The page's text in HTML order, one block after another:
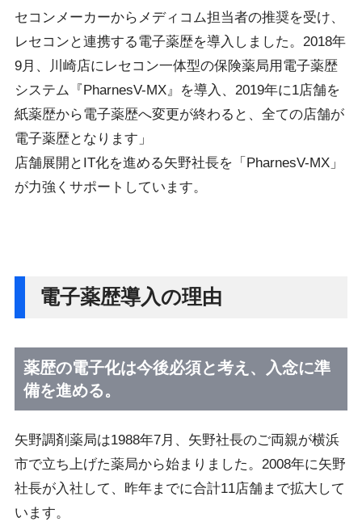
セコンメーカーからメディコム担当者の推奨を受け、
レセコンと連携する電子薬歴を導入しました。2018年
9月、川崎店にレセコン一体型の保険薬局用電子薬歴
システム『PharnesV-MX』を導入、2019年に1店舗を
紙薬歴から電子薬歴へ変更が終わると、全ての店舗が
電子薬歴となります」
店舗展開とIT化を進める矢野社長を「PharnesV-MX」
が力強くサポートしています。
電子薬歴導入の理由
薬歴の電子化は今後必須と考え、入念に準
備を進める。
矢野調剤薬局は1988年7月、矢野社長のご両親が横浜
市で立ち上げた薬局から始まりました。2008年に矢野
社長が入社して、昨年までに合計11店舗まで拡大して
います。